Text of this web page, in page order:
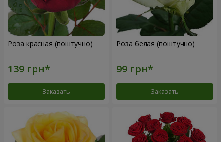
Роза красная (поштучно)
Заказать
Роза белая (поштучно)
Заказать